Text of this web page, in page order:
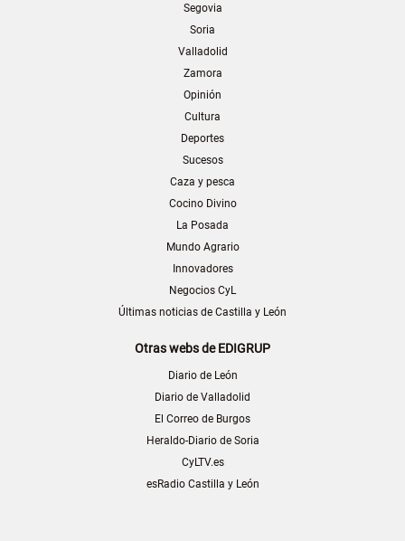
Segovia
Soria
Valladolid
Zamora
Opinión
Cultura
Deportes
Sucesos
Caza y pesca
Cocino Divino
La Posada
Mundo Agrario
Innovadores
Negocios CyL
Últimas noticias de Castilla y León
Otras webs de EDIGRUP
Diario de León
Diario de Valladolid
El Correo de Burgos
Heraldo-Diario de Soria
CyLTV.es
esRadio Castilla y León